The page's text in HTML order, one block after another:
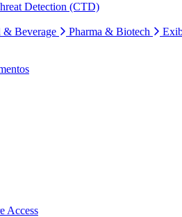
Detection (CTD)
& Beverage Pharma & Biotech
Access